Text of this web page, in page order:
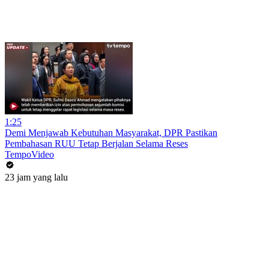
1:25
Demi Menjawab Kebutuhan Masyarakat, DPR Pastikan
Pembahasan RUU Tetap Berjalan Selama Reses
TempoVideo
23 jam yang lalu